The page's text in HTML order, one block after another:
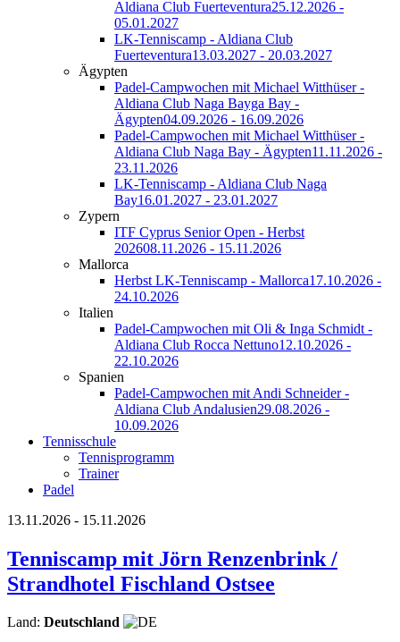
Aldiana Club Fuerteventura25.12.2026 -
05.01.2027
LK-Tenniscamp - Aldiana Club
Fuerteventura13.03.2027 - 20.03.2027
Ägypten
Padel-Campwochen mit Michael Witthüser -
Aldiana Club Naga Bayga Bay -
Ägypten04.09.2026 - 16.09.2026
Padel-Campwochen mit Michael Witthüser -
Aldiana Club Naga Bay - Ägypten11.11.2026 -
23.11.2026
LK-Tenniscamp - Aldiana Club Naga
Bay16.01.2027 - 23.01.2027
Zypern
ITF Cyprus Senior Open - Herbst
202608.11.2026 - 15.11.2026
Mallorca
Herbst LK-Tenniscamp - Mallorca17.10.2026 -
24.10.2026
Italien
Padel-Campwochen mit Oli & Inga Schmidt -
Aldiana Club Rocca Nettuno12.10.2026 -
22.10.2026
Spanien
Padel-Campwochen mit Andi Schneider -
Aldiana Club Andalusien29.08.2026 -
10.09.2026
Tennisschule
Tennisprogramm
Trainer
Padel
13.11.2026 - 15.11.2026
Tenniscamp mit Jörn Renzenbrink /
Strandhotel Fischland Ostsee
Land: Deutschland